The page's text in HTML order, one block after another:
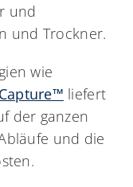
und
und Trockner.
wie
liefert
der ganzen
und die